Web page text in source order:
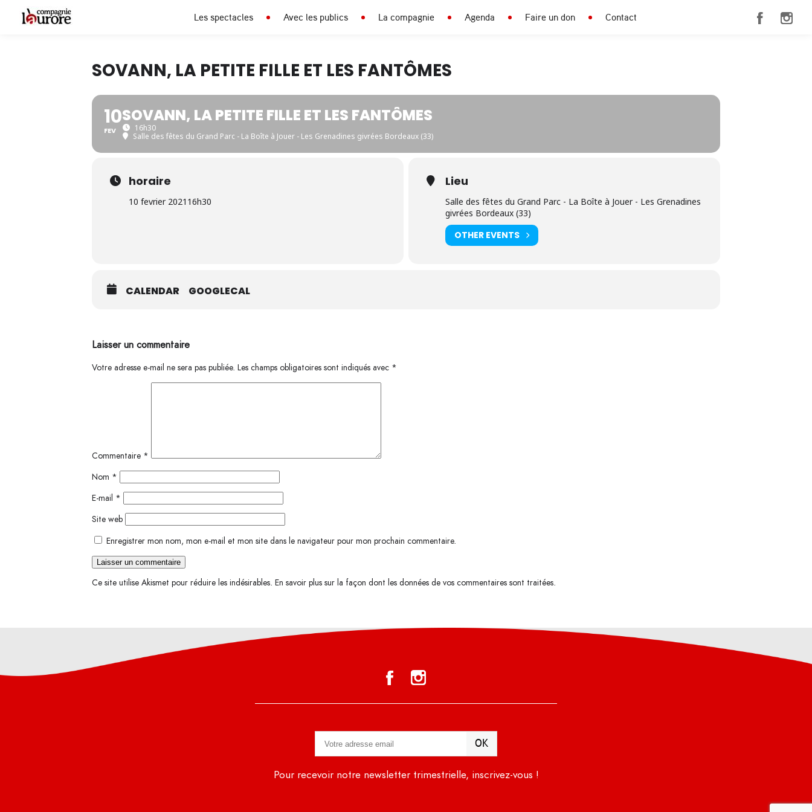
Les spectacles Avec les publics La compagnie Agenda Faire un don Contact
SOVANN, LA PETITE FILLE ET LES FANTÔMES
10
FEV
SOVANN, LA PETITE FILLE ET LES FANTÔMES
16h30
Salle des fêtes du Grand Parc - La Boîte à Jouer - Les Grenadines givrées Bordeaux (33)
horaire
10 fevrier 2021 16h30
Lieu
Salle des fêtes du Grand Parc - La Boîte à Jouer - Les Grenadines
givrées Bordeaux (33)
OTHER EVENTS
CALENDAR GOOGLECAL
Laisser un commentaire
Votre adresse e-mail ne sera pas publiée. Les champs obligatoires sont indiqués avec *
Commentaire *
Nom *
E-mail *
Site web
Enregistrer mon nom, mon e-mail et mon site dans le navigateur pour mon prochain commentaire.
Ce site utilise Akismet pour réduire les indésirables. En savoir plus sur la façon dont les données de vos commentaires sont traitées.
Pour recevoir notre newsletter trimestrielle, inscrivez-vous !